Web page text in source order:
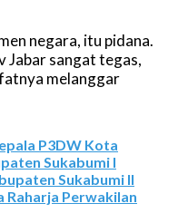
negara, itu pidana.
Jabar sangat tegas,
melanggar
P3DW Kota
Sukabumi I
Sukabumi II
Raharja Perwakilan